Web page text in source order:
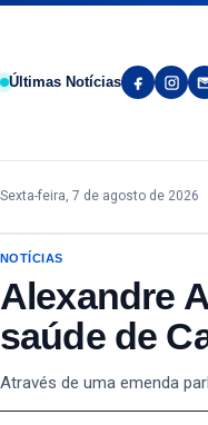
Pular para o conteúdo
Últimas Notícias
Sexta-feira, 7 de agosto de 2026
NOTÍCIAS
Alexandre
saúde de
Através de uma emenda